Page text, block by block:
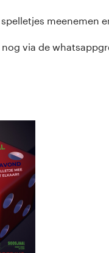
spelletjes meenemen
via de